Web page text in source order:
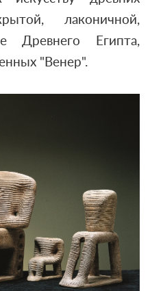
лаконичной,
Древнего Египта,
"Венер".